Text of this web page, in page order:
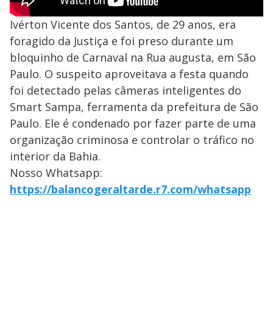
Ivérton Vicente dos Santos, de 29 anos, era
foragido da Justiça e foi preso durante um
bloquinho de Carnaval na Rua augusta, em São
Paulo. O suspeito aproveitava a festa quando
foi detectado pelas câmeras inteligentes do
Smart Sampa, ferramenta da prefeitura de São
Paulo. Ele é condenado por fazer parte de uma
organização criminosa e controlar o tráfico no
interior da Bahia.
Nosso Whatsapp:
https://balancogeraltarde.r7.com/whatsapp